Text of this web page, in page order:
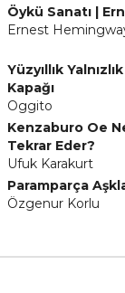
Öykü Sanatı |
Ernest
Yüzyıllık
Kapağı
Oggito
Kenzaburo Oe
Tekrar Eder?
Ufuk Karakurt
Paramparça
Özgenur Korlu